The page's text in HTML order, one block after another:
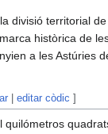
divisió territorial
històrica de
a les Astúries
|editar còdic ]
quilómetros